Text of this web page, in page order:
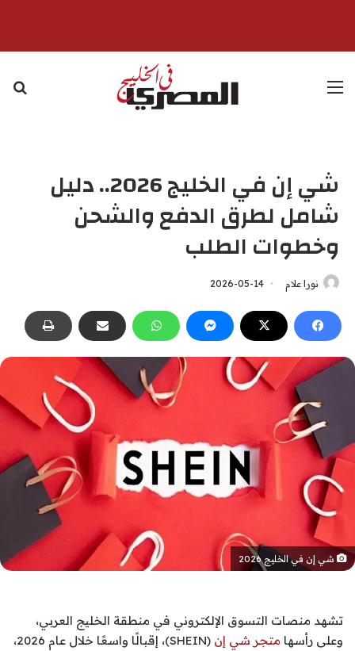
القائمة
شي إن في الخليج 2026.. دليل
شامل لطرق الدفع والشحن
وخطوات الطلب
نورا علام 2026-05-14
شي إن في الخليج 2026
تشهد منصات التسوق الإلكتروني في منطقة الخليج العربي،
وعلى رأسها متجر شي إن
(SHEIN)، إقبالًا واسعًا خلال عام 2026،